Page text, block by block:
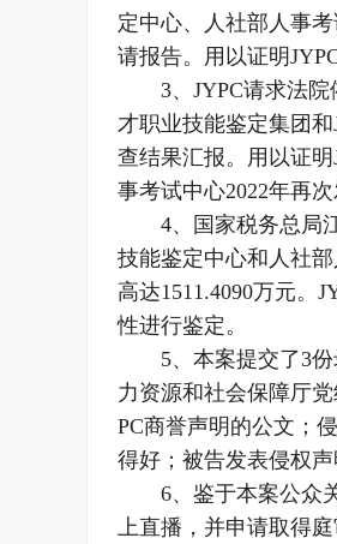
定中心、人社部人事
请报告。用以证明
3、JYPC请求法
才职业技能鉴定集团
查结果汇报。用以证
事考试中心2022年再
4、国家税务总局
技能鉴定中心和人社
高达1511.4090万元。
性进行鉴定。
5、本案提交了3
力资源和社会保障厅
PC商誉声明的公文；
得好；被告发表侵权
6、鉴于本案公众
上直播，并申请取得